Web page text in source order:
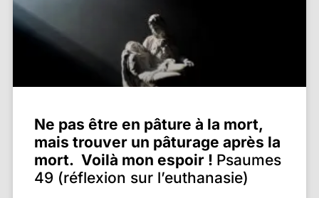
Ne pas être en pâture à la mort,
mais trouver un pâturage après la
mort. Voilà mon espoir ! Psaumes
49 (réflexion sur l’euthanasie)